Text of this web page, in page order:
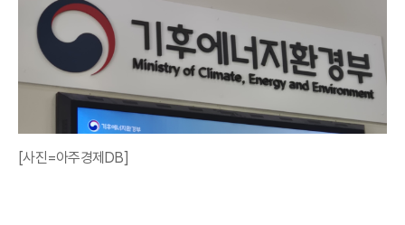
[사진=아주경제DB]